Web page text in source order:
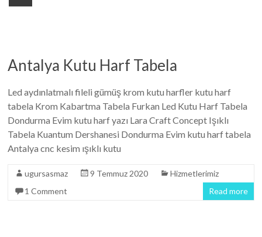
Reklam Baskı| Antalya Tabela
Antalya Kutu Harf Tabela
Led aydınlatmalı fileli gümüş krom kutu harfler kutu harf
tabela Krom Kabartma Tabela Furkan Led Kutu Harf Tabela
Dondurma Evim kutu harf yazı Lara Craft Concept Işıklı
Tabela Kuantum Dershanesi Dondurma Evim kutu harf tabela
Antalya cnc kesim ışıklı kutu
ugursasmaz 9 Temmuz 2020
Hizmetlerimiz
1 Comment
Read more